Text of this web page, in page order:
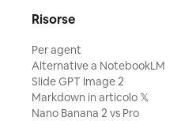
Risorse
Per agent
Alternative a NotebookLM
Slide GPT Image 2
Markdown in articolo 𝕏
Nano Banana 2 vs Pro